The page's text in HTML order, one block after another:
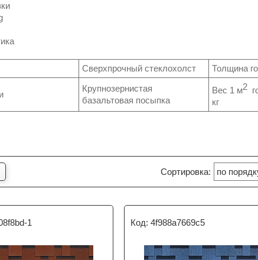
Сверхпрочный стеклохолст Толщина
Крупнозернистая
базальтовая посыпка
Вес 1 м2
кг
1 4f988a7669c5